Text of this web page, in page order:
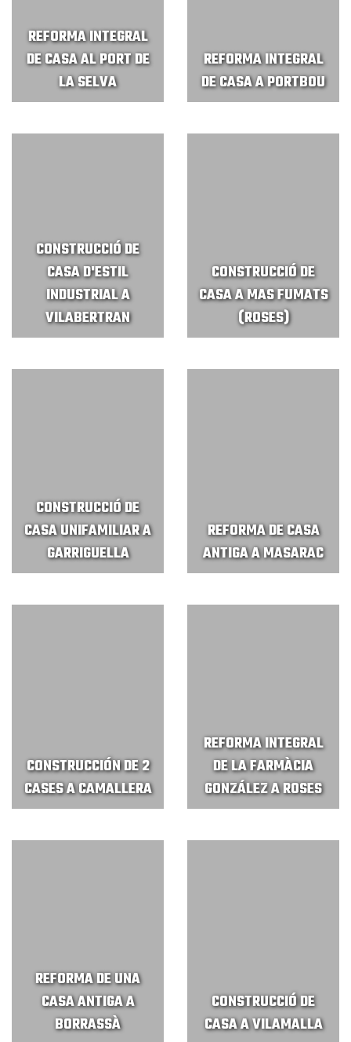
REFORMA INTEGRAL
DE CASA AL PORT DE
LA SELVA
REFORMA INTEGRAL
DE CASA A PORTBOU
CONSTRUCCIÓ DE
CASA D'ESTIL
INDUSTRIAL A
VILABERTRAN
CONSTRUCCIÓ DE
CASA A MAS FUMATS
(ROSES)
CONSTRUCCIÓ DE
CASA UNIFAMILIAR A
GARRIGUELLA
REFORMA DE CASA
ANTIGA A MASARAC
CONSTRUCCIÓN DE 2
CASES A CAMALLERA
REFORMA INTEGRAL
DE LA FARMÀCIA
GONZÁLEZ A ROSES
REFORMA DE UNA
CASA ANTIGA A
BORRASSÀ
CONSTRUCCIÓ DE
CASA A VILAMALLA